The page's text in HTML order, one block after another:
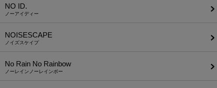
NO ID.
ノーアイディー
NOISESCAPE
ノイズスケイプ
No Rain No Rainbow
ノーレインノーレインボー